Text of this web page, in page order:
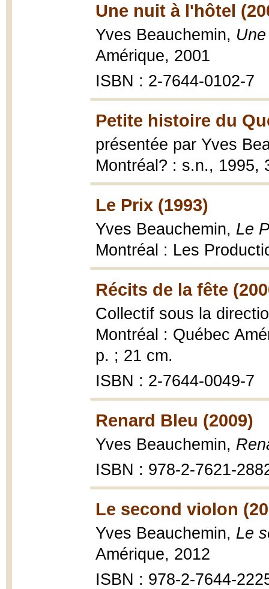
Une nuit à l'hôtel
Yves Beauchemin,
Amérique, 2001
ISBN : 2-7644-0102-7
Petite histoire du
présentée par Yves
Montréal? : s.n., 1995,
Le Prix (1993)
Yves Beauchemin, Le
Montréal : Les
Récits de la fête
Collectif sous la
Montréal : Québec
p. ; 21 cm.
ISBN : 2-7644-0049-7
Renard Bleu (2009)
Yves Beauchemin,
ISBN : 978-2-7621-
Le second violon
Yves Beauchemin, Le
Amérique, 2012
ISBN : 978-2-7644-